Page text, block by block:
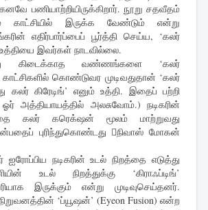
பணியாற்றியிருக்கிறார். நூறு சதவீதம்
இருக்க வேண்டும் என்று
எதிர்பார்ப்பைப் பூர்த்தி செய்ய, ‘கலர்
இவர்கள் நாடவில்லை.
கிடைக்காத வண்ணங்களை ‘கலர்
கொண்டுவர முடிவதுதான் ‘கலர்
கிரேடிங்’ எனும் உத்தி. இதைப் பற்றி
ஓர் அத்தியாயத்தில் அலசுவோம்.) நடிகரின்
கலர் கரெக்‌ஷன் மூலம் மாற்றுவது
புரிந்துகொண்டது நிவாஸ் மோகன்
நடிகரின் உடல் நிறத்தை எடுத்து
உடல் நிறத்துக்கு ‘கிராஃப்டிங்’
இருக்கும் என்று முடிவுசெய்தனர்.
‘ப்யூஷன்’ (Eyeon Fusion) என்ற